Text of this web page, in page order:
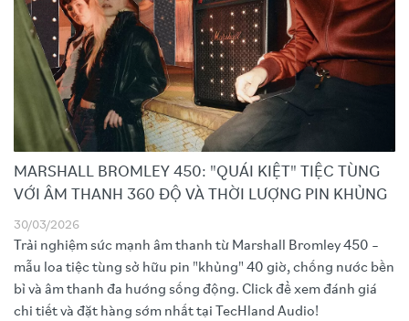
MARSHALL BROMLEY 450: "QUÁI KIỆT" TIỆC TÙNG
VỚI ÂM THANH 360 ĐỘ VÀ THỜI LƯỢNG PIN KHỦNG
30/03/2026
Trải nghiệm sức mạnh âm thanh từ Marshall Bromley 450 –
mẫu loa tiệc tùng sở hữu pin "khủng" 40 giờ, chống nước bền
bỉ và âm thanh đa hướng sống động. Click để xem đánh giá
chi tiết và đặt hàng sớm nhất tại TecHland Audio!